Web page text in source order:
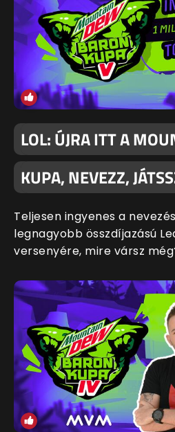
LOL: ÚJRA ITT A
KUPA, NEVEZZ,
Teljesen ingyenes a
legnagyobb összdíjazású
versenyére, mire vársz